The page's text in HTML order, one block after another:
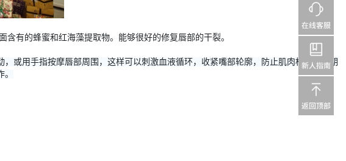
有的蜂蜜和红海藻提取物。能够很好的修复唇部的干裂。
或用手指按摩唇部周围，这样可以刺激血液循环，收紧嘴部轮廓，防止肌肉松驰，定期